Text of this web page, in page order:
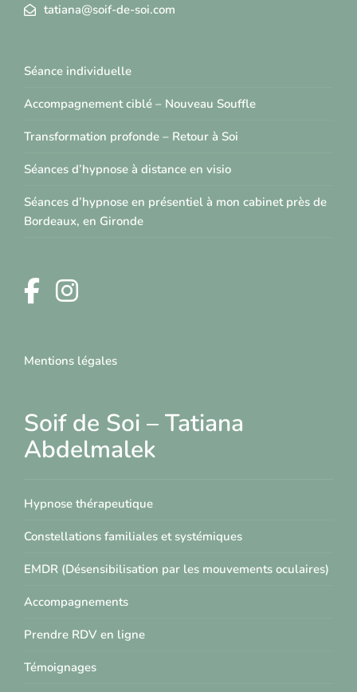
tatiana@soif-de-soi.com
Séance individuelle
Accompagnement ciblé – Nouveau Souffle
Transformation profonde – Retour à Soi
Séances d’hypnose à distance en visio
Séances d’hypnose en présentiel à mon cabinet près de
Bordeaux, en Gironde
Mentions légales
Soif de Soi – Tatiana
Abdelmalek
Hypnose thérapeutique
Constellations familiales et systémiques
EMDR (Désensibilisation par les mouvements oculaires)
Accompagnements
Prendre RDV en ligne
Témoignages